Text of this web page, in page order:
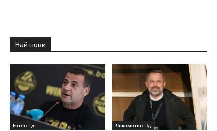
Най-нови
Ботев Пд Локомотив Пд